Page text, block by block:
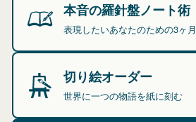
本音の羅針盤ノート術
表現したいあなたのための3ヶ月
切り絵オーダー
世界に一つの物語を紙に刻む